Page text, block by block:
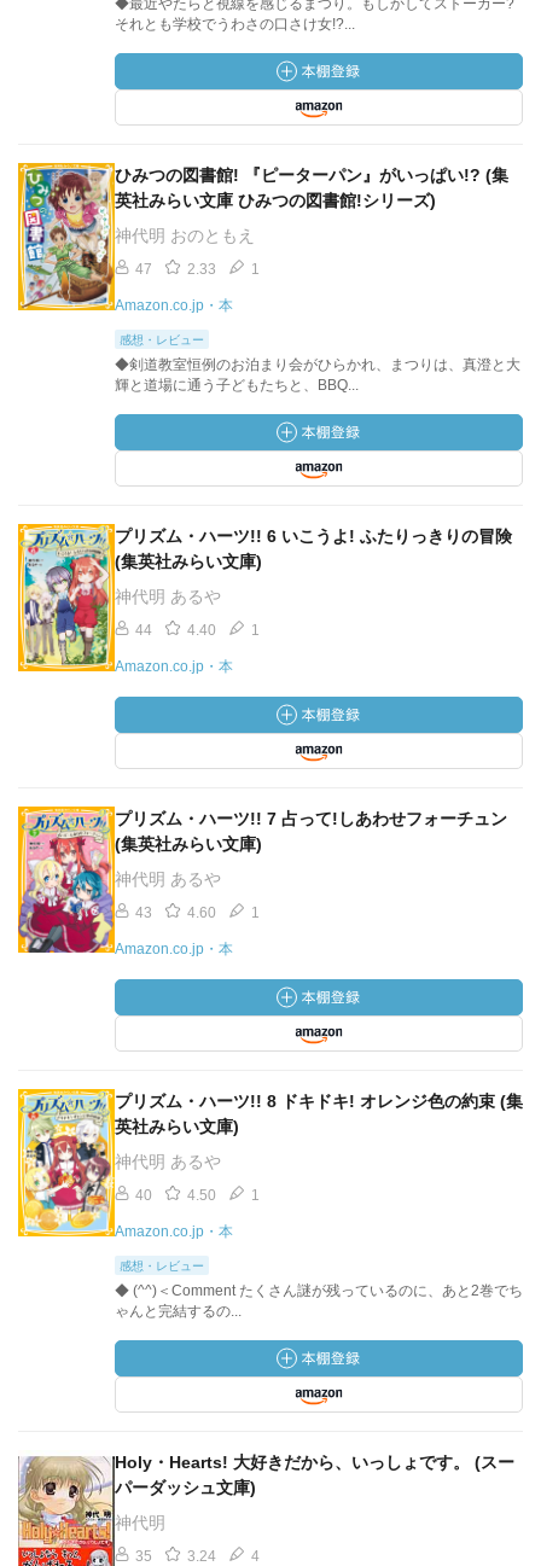
◆最近やたらと視線を感じるまつり。もしかしてストーカー?
それとも学校でうわさの口さけ女!?...
ひみつの図書館! 『ピーターパン』がいっぱい!? (集
英社みらい文庫 ひみつの図書館!シリーズ)
神代明 おのともえ
47 2.33 1
Amazon.co.jp・本
感想・レビュー
◆剣道教室恒例のお泊まり会がひらかれ、まつりは、真澄と大
輝と道場に通う子どもたちと、BBQ...
プリズム・ハーツ!! 6 いこうよ! ふたりっきりの冒険
(集英社みらい文庫)
神代明 あるや
44 4.40 1
Amazon.co.jp・本
プリズム・ハーツ!! 7 占って!しあわせフォーチュン
(集英社みらい文庫)
神代明 あるや
43 4.60 1
Amazon.co.jp・本
プリズム・ハーツ!! 8 ドキドキ! オレンジ色の約束 (集
英社みらい文庫)
神代明 あるや
40 4.50 1
Amazon.co.jp・本
感想・レビュー
◆ (^^)＜Comment たくさん謎が残っているのに、あと2巻でち
ゃんと完結するの...
Holy・Hearts! 大好きだから、いっしょです。 (スー
パーダッシュ文庫)
神代明
35 3.24 4